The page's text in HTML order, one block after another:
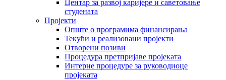
Центар за развој каријере и саветовање
студената
Пројекти
Опште о програмима финансирања
Текући и реализовани пројекти
Отворени позиви
Процедура претпријаве пројеката
Интерне процедуре за руководиоце
пројеката